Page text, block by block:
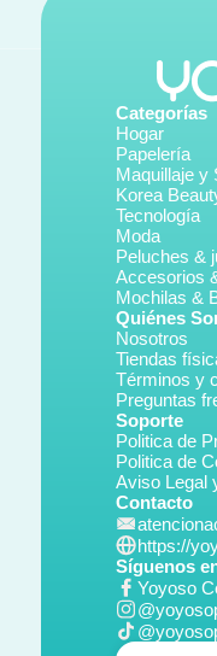
Categorías
Hogar
Papelería
Maquillaje y
Korea
Tecnología
Moda
Peluches &
Accesorios
Mochilas &
Quiénes
Nosotros
Tiendas
Términos y
Preguntas
Soporte
Politica de
Politica de
Aviso Legal
Contacto
https://
Síguenos
Yoyoso